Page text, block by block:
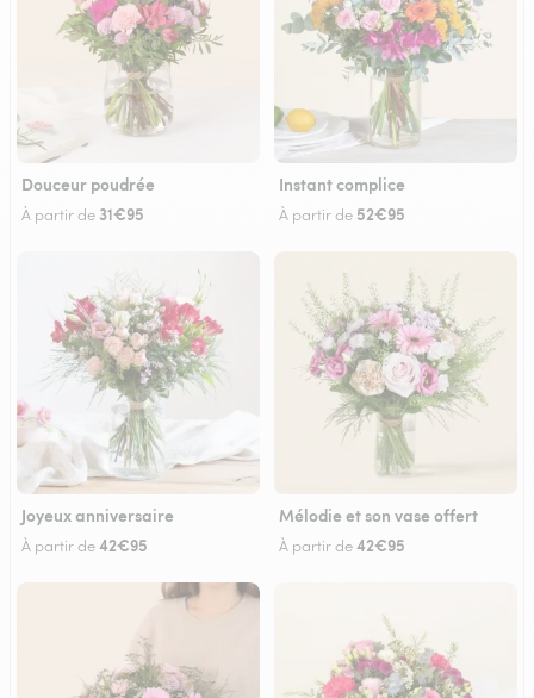
Douceur poudrée
À partir de 31€95
Instant complice
À partir de 52€95
Joyeux anniversaire
À partir de42€95
Mélodie et son vase offert
À partir de42€95